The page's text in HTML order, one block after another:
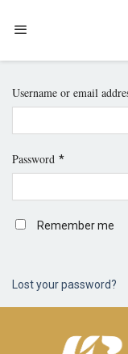
Username or email
Password *
Remember me
Lost your password?